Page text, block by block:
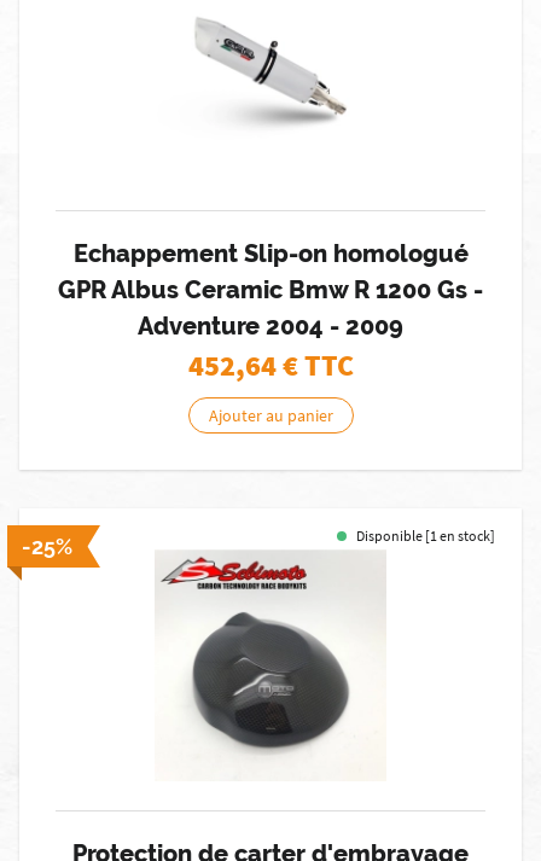
Echappement Slip-on homologué
GPR Albus Ceramic Bmw R 1200 Gs -
Adventure 2004 - 2009
452,64€ TTC
Ajouter au panier
-25% Disponible [1 en stock]
Protection de carter d'embrayage